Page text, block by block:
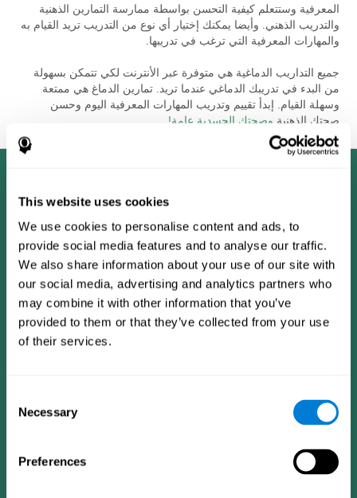
This website uses cookies
We use cookies to personalise content and ads, to
provide social media features and to analyse our traffic.
We also share information about your use of our site with
our social media, advertising and analytics partners who
may combine it with other information that you’ve
provided to them or that they’ve collected from your use
of their services.
Selection
Necessary
Preferences
المعرفية وستتعلم كيفية التحسن بواسطة ممارسة التمارين الذهنية
والتدريب الذهني. وأيضا يمكنك إختيار أي نوع من التدريب تريد القيام به
والمهارات المعرفية التي ترغب في تدريبها.
جميع التداريب الدماغية هي متوفرة عبر الأنترنت لكي تتمكن بسهولة
من البدء في تدريبك الدماغي عندما تريد. تمارين الدماغ هي ممتعة
وسهلة القيام. إبدأ تقييم وتدريب المهارات المعرفية اليوم وحسن
صحتك الذهنية وصحتك الجسدية عامة!